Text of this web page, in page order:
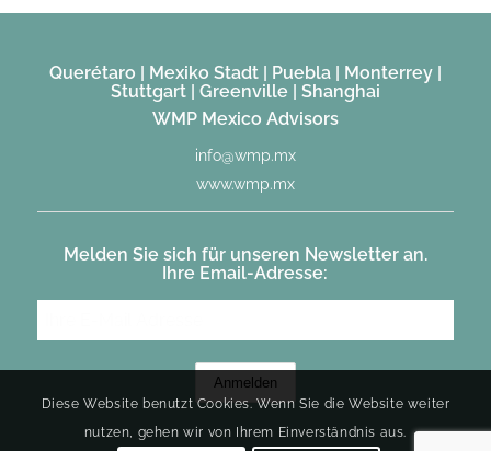
Querétaro | Mexiko Stadt | Puebla | Monterrey |
Stuttgart | Greenville | Shanghai
WMP Mexico Advisors
info@wmp.mx
www.wmp.mx
Melden Sie sich für unseren Newsletter an.
Ihre Email-Adresse:
Diese Website benutzt Cookies. Wenn Sie die Website weiter
nutzen, gehen wir von Ihrem Einverständnis aus.